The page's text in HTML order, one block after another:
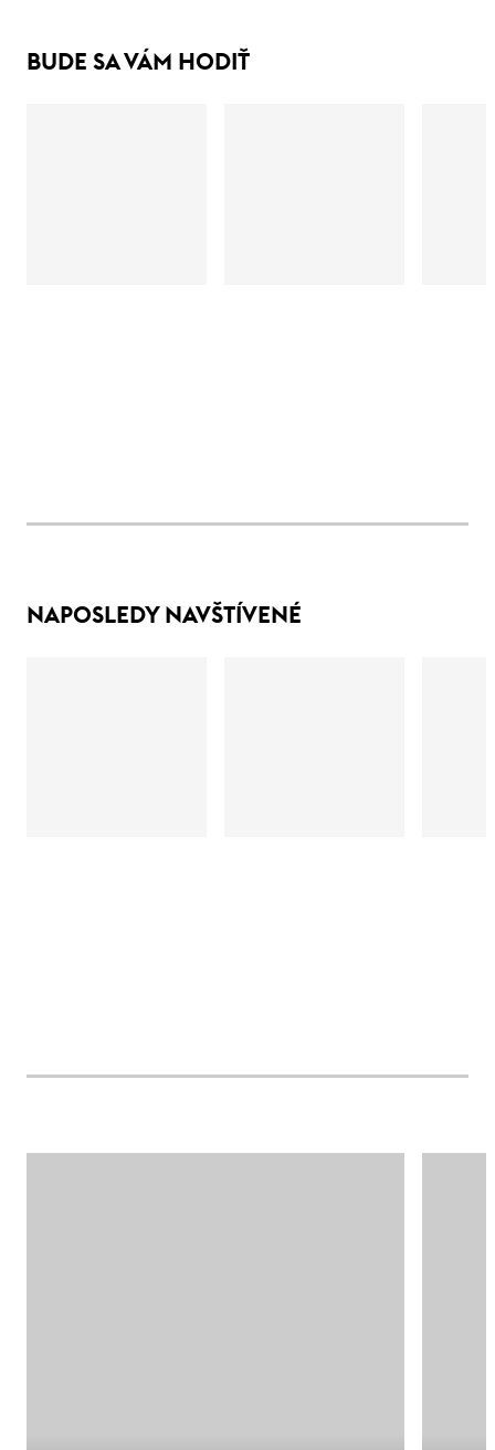
BUDE SA VÁM HODIŤ
NAPOSLEDY NAVŠTÍVENÉ